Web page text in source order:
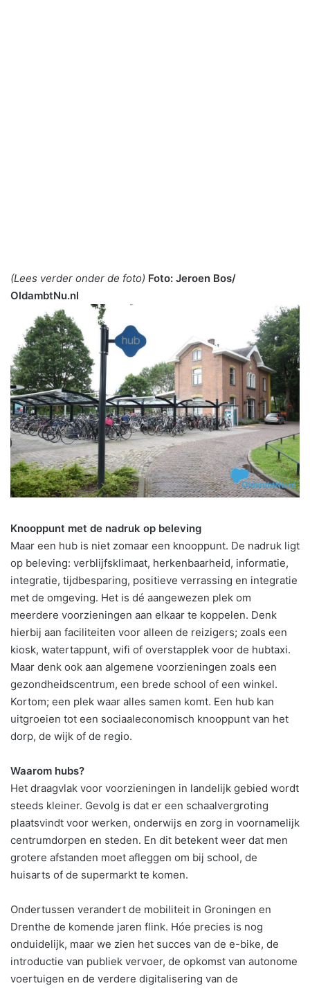
(Lees verder onder de foto) Foto: Jeroen Bos/
OldambtNu.nl
Knooppunt met de nadruk op beleving
Maar een hub is niet zomaar een knooppunt. De nadruk ligt
op beleving: verblijfsklimaat, herkenbaarheid, informatie,
integratie, tijdbesparing, positieve verrassing en integratie
met de omgeving. Het is dé aangewezen plek om
meerdere voorzieningen aan elkaar te koppelen. Denk
hierbij aan faciliteiten voor alleen de reizigers; zoals een
kiosk, watertappunt, wifi of overstapplek voor de hubtaxi.
Maar denk ook aan algemene voorzieningen zoals een
gezondheidscentrum, een brede school of een winkel.
Kortom; een plek waar alles samen komt. Een hub kan
uitgroeien tot een sociaaleconomisch knooppunt van het
dorp, de wijk of de regio.
Waarom hubs?
Het draagvlak voor voorzieningen in landelijk gebied wordt
steeds kleiner. Gevolg is dat er een schaalvergroting
plaatsvindt voor werken, onderwijs en zorg in voornamelijk
centrumdorpen en steden. En dit betekent weer dat men
grotere afstanden moet afleggen om bij school, de
huisarts of de supermarkt te komen.
Ondertussen verandert de mobiliteit in Groningen en
Drenthe de komende jaren flink. Hóe precies is nog
onduidelijk, maar we zien het succes van de e-bike, de
introductie van publiek vervoer, de opkomst van autonome
voertuigen en de verdere digitalisering van de